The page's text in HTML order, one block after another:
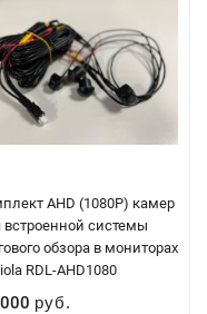
AHD (1080P) камер
встроенной системы
обзора в мониторах
RDL-AHD1080
руб.